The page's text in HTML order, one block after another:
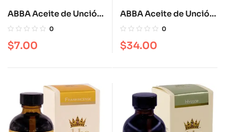
ABBA Aceite de Unción
Covenant 1/4 OZ
0
$7.00
ABBA Aceite de Unción
Covenat 4 oz
0
$34.00